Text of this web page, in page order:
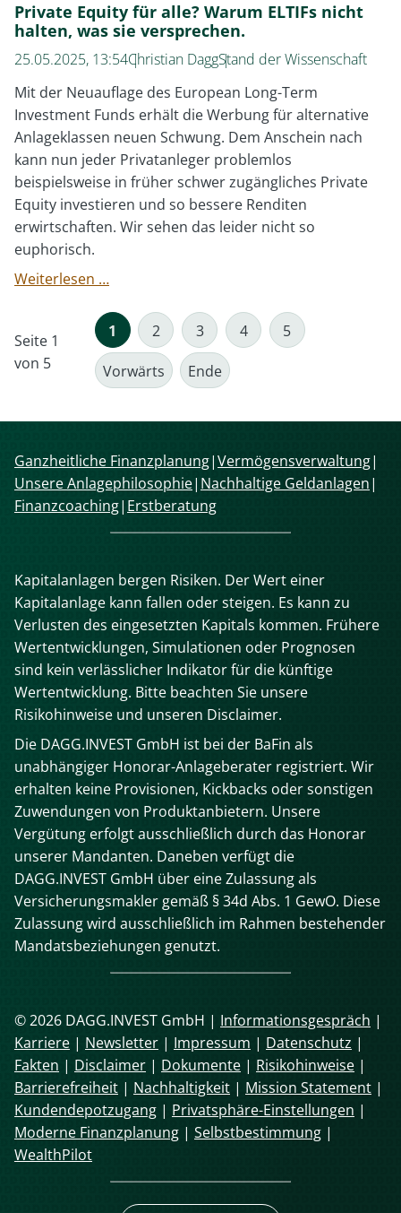
Private Equity für alle? Warum ELTIFs nicht
halten, was sie versprechen.
25.05.2025, 13:54Christian DaggStand der Wissenschaft
Mit der Neuauflage des European Long-Term
Investment Funds erhält die Werbung für alternative
Anlageklassen neuen Schwung. Dem Anschein nach
kann nun jeder Privatanleger problemlos
beispielsweise in früher schwer zugängliches Private
Equity investieren und so bessere Renditen
erwirtschaften. Wir sehen das leider nicht so
euphorisch.
Weiterlesen …Private
für
alle?
Warum
ELTIFs
was
sie
versprechen.
Seite 1
von 5
1 2 3 4 5
Vorwärts Ende
Navigation
überspringen
Ganzheitliche Finanzplanung Vermögensverwaltung
Unsere Anlagephilosophie Nachhaltige Geldanlagen
Finanzcoaching Erstberatung
Kapitalanlagen bergen Risiken. Der Wert einer
Kapitalanlage kann fallen oder steigen. Es kann zu
Verlusten des eingesetzten Kapitals kommen. Frühere
Wertentwicklungen, Simulationen oder Prognosen
sind kein verlässlicher Indikator für die künftige
Wertentwicklung. Bitte beachten Sie unsere
Risikohinweise und unseren Disclaimer.
Die DAGG.INVEST GmbH ist bei der BaFin als
unabhängiger Honorar-Anlageberater registriert. Wir
erhalten keine Provisionen, Kickbacks oder sonstigen
Zuwendungen von Produktanbietern. Unsere
Vergütung erfolgt ausschließlich durch das Honorar
unserer Mandanten. Daneben verfügt die
DAGG.INVEST GmbH über eine Zulassung als
Versicherungsmakler gemäß § 34d Abs. 1 GewO. Diese
Zulassung wird ausschließlich im Rahmen bestehender
Mandatsbeziehungen genutzt.
© 2026 DAGG.INVEST GmbH | Informationsgespräch |
Karriere | Newsletter | Impressum | Datenschutz |
Fakten | Disclaimer | Dokumente | Risikohinweise |
Barrierefreiheit | Nachhaltigkeit | Mission Statement |
Kundendepotzugang | Privatsphäre-Einstellungen |
Moderne Finanzplanung | Selbstbestimmung |
WealthPilot